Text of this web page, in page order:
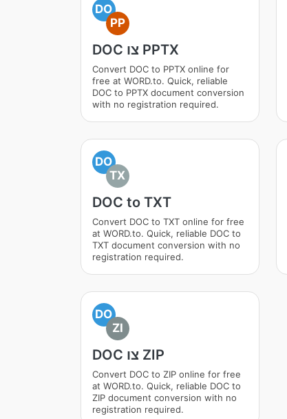
DO
PP
DOC צו PPTX
Convert DOC to PPTX online for
free at WORD.to. Quick, reliable
DOC to PPTX document conversion
with no registration required.
DO
TX
DOC to TXT
Convert DOC to TXT online for free
at WORD.to. Quick, reliable DOC to
TXT document conversion with no
registration required.
DO
ZI
DOC צו ZIP
Convert DOC to ZIP online for free
at WORD.to. Quick, reliable DOC to
ZIP document conversion with no
registration required.